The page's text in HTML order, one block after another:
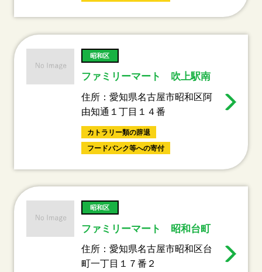
昭和区
ファミリーマート 吹上駅南
住所：愛知県名古屋市昭和区阿
由知通１丁目１４番
カトラリー類の辞退
フードバンク等への寄付
昭和区
ファミリーマート 昭和台町
住所：愛知県名古屋市昭和区台
町一丁目１７番２